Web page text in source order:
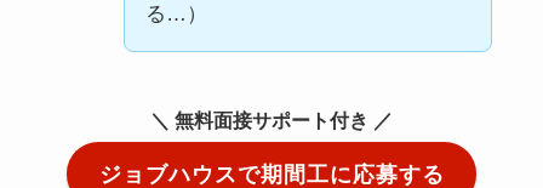
る…）
＼ 無料面接サポート付き ／
ジョブハウスで期間工に応募する